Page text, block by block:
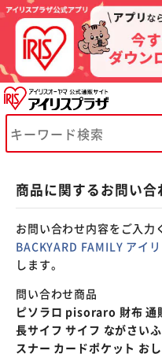
商品に関するお問い合
お問い合わせ内容をご入力
BACKYARD FAMILY アイ
します。
問い合わせ商品
ピソラロ pisoraro 財布 通
長サイフ サイフ ながさい
スナー カードポケット お
※ご確認ください
カートに入れる